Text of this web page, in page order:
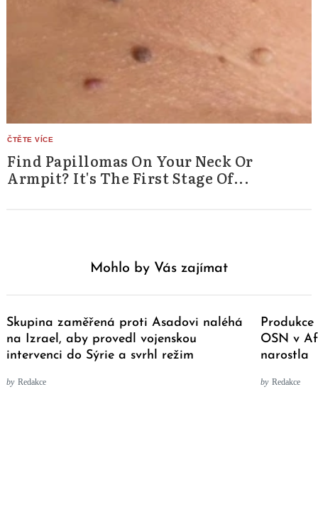
Find Papillomas On Your Neck Or
Armpit? It's The First Stage Of...
Mohlo by Vás zajímat
Skupina zaměřená proti Asadovi naléhá
na Izrael, aby provedl vojenskou
intervenci do Sýrie a svrhl režim
by Redakce
OSN v
narostla
by Redakce